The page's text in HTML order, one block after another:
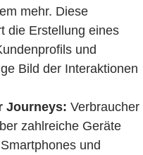
mehr. Diese
die Erstellung eines
und
Bild der Interaktionen
Journeys: Verbraucher
zahlreiche Geräte
und